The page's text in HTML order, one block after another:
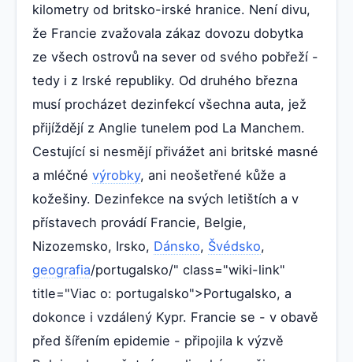
kilometry od britsko-irské hranice. Není divu,
že Francie zvažovala zákaz dovozu dobytka
ze všech ostrovů na sever od svého pobřeží -
tedy i z Irské republiky. Od druhého března
musí procházet dezinfekcí všechna auta, jež
přijíždějí z Anglie tunelem pod La Manchem.
Cestující si nesmějí přivážet ani britské masné
a mléčné výrobky, ani neošetřené kůže a
kožešiny. Dezinfekce na svých letištích a v
přístavech provádí Francie, Belgie,
Nizozemsko, Irsko, Dánsko, Švédsko,
geografia/portugalsko/" class="wiki-link"
title="Viac o: portugalsko">Portugalsko, a
dokonce i vzdálený Kypr. Francie se - v obavě
před šířením epidemie - připojila k výzvě